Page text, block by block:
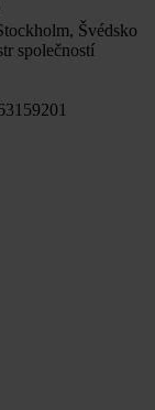
Švédsko
společností